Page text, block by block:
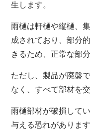
生します。
雨樋は軒樋や縦樋、
成されており、部分
きるため、正常な部
ただし、製品が廃盤
なく、すべて部材を
雨樋部材が破損して
与える恐れがあります